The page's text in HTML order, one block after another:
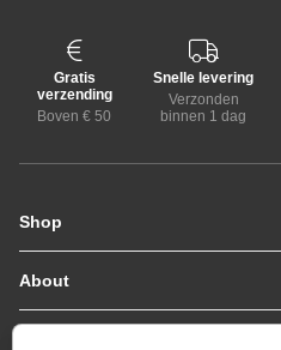
Gratis
verzending
Boven € 50
Snelle levering
Verzonden
binnen 1 dag
Shop
Zomerjassen
Jassen / Coats
Colberts
About
Who we are